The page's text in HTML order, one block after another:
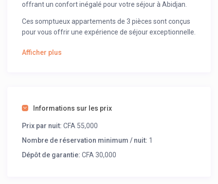
offrant un confort inégalé pour votre séjour à Abidjan.
Ces somptueux appartements de 3 pièces sont conçus
pour vous offrir une expérience de séjour exceptionnelle.
et vous offrir un environnement luxueux et fonctionnel.
3 télévisions vous permettent de vous divertir à tout
moment.
La cuisine entièrement équipée vous offre tout ce dont
vous avez besoin pour préparer de délicieux repas,
Afficher plus
Informations sur les prix
Prix par nuit: CFA 55,000
Nombre de réservation minimum / nuit: 1
Dépôt de garantie: CFA 30,000